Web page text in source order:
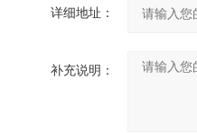
详细地址：
补充说明：